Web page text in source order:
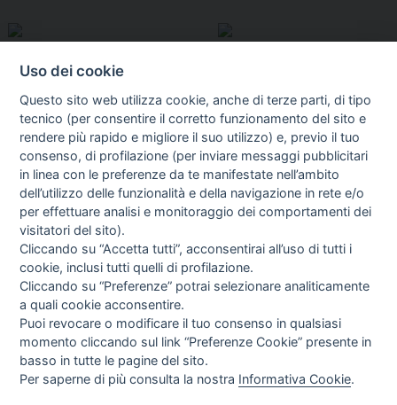
I libri Vedi tutti
Direttrice Responsabile: Alessandra Costante | Registrazione al Tribunale Civile
Uso dei cookie
Questo sito web utilizza cookie, anche di terze parti, di tipo
tecnico (per consentire il corretto funzionamento del sito e
rendere più rapido e migliore il suo utilizzo) e, previo il tuo
consenso, di profilazione (per inviare messaggi pubblicitari
in linea con le preferenze da te manifestate nell’ambito
dell’utilizzo delle funzionalità e della navigazione in rete e/o
per effettuare analisi e monitoraggio dei comportamenti dei
visitatori del sito).
Cliccando su “Accetta tutti”, acconsentirai all’uso di tutti i
cookie, inclusi tutti quelli di profilazione.
Cliccando su “Preferenze” potrai selezionare analiticamente
a quali cookie acconsentire.
Puoi revocare o modificare il tuo consenso in qualsiasi
momento cliccando sul link “Preferenze Cookie” presente in
basso in tutte le pagine del sito.
Per saperne di più consulta la nostra Informativa Cookie.